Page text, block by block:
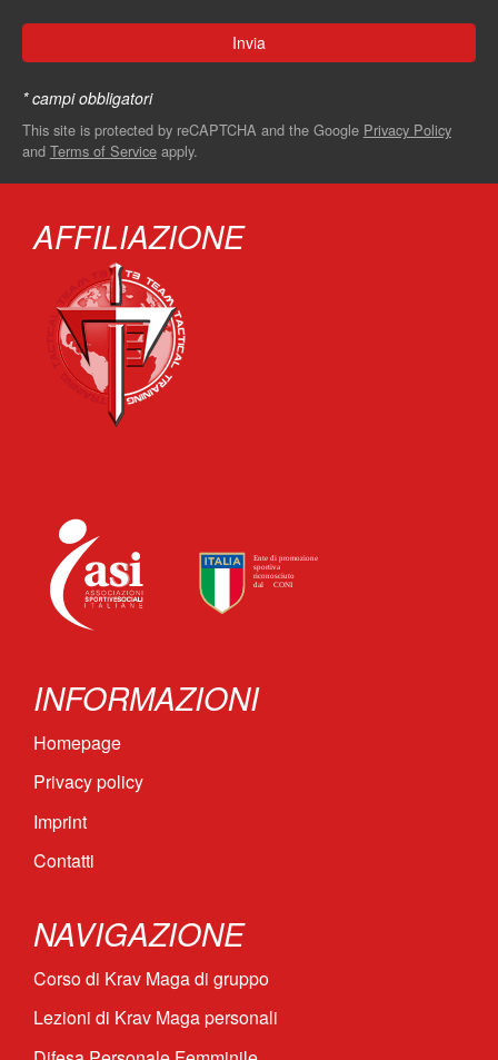
* campi obbligatori
This site is protected by reCAPTCHA and the Google Privacy Policy
and Terms of Serviceapply.
AFFILIAZIONE
INFORMAZIONI
Homepage
Privacy policy
Imprint
Contatti
NAVIGAZIONE
Corso di Krav Maga di gruppo
Lezioni di Krav Maga personali